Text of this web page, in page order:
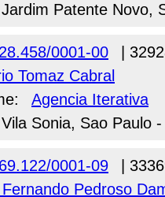
Patente Novo,
0001-00
|
Tomaz Cabral
Agencia Iterativa
Sonia, Sao Paulo
0001-09
|
Pedroso